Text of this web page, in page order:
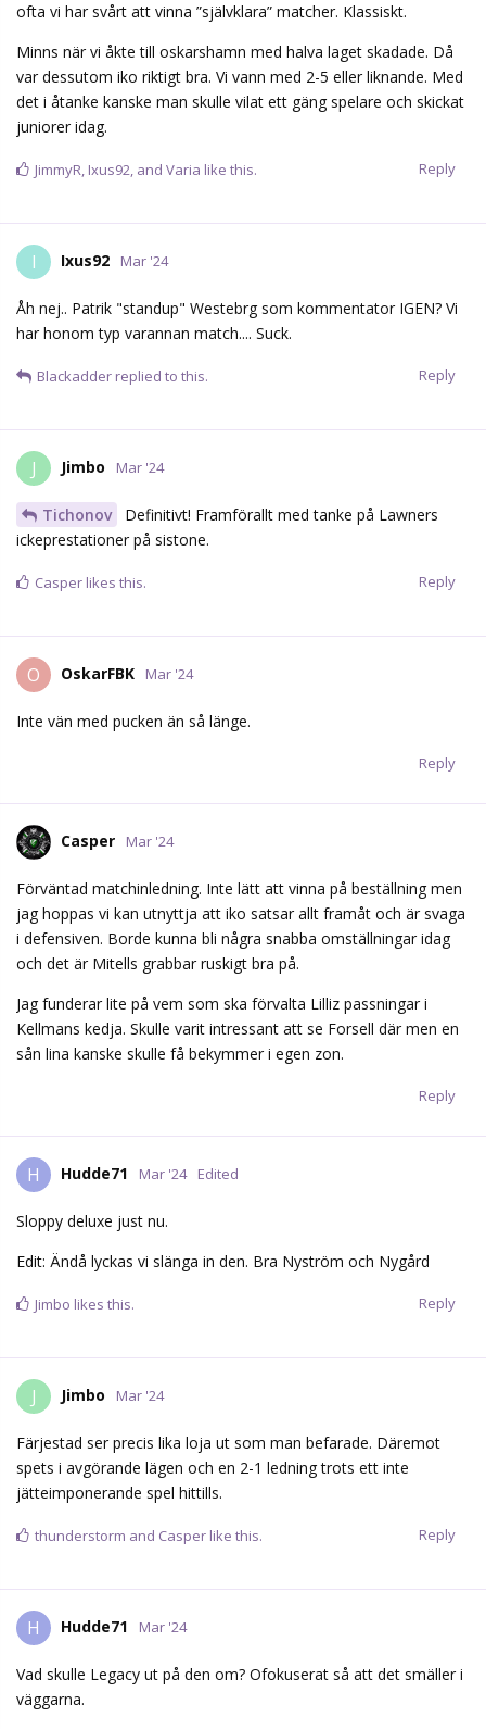
ofta vi har svårt att vinna ”självklara” matcher. Klassiskt.
Minns när vi åkte till oskarshamn med halva laget skadade. Då
var dessutom iko riktigt bra. Vi vann med 2-5 eller liknande. Med
det i åtanke kanske man skulle vilat ett gäng spelare och skickat
juniorer idag.
Reply
JimmyR, Ixus92, and Varia like this.
I Ixus92 Mar '24
Åh nej.. Patrik "standup" Westebrg som kommentator IGEN? Vi
har honom typ varannan match.... Suck.
Reply
Blackadder replied to this.
J Jimbo Mar '24
Tichonov
Definitivt! Framförallt med tanke på Lawners
ickeprestationer på sistone.
Reply
Casper likes this.
O OskarFBK Mar '24
Inte vän med pucken än så länge.
Reply
Casper Mar '24
Förväntad matchinledning. Inte lätt att vinna på beställning men
jag hoppas vi kan utnyttja att iko satsar allt framåt och är svaga
i defensiven. Borde kunna bli några snabba omställningar idag
och det är Mitells grabbar ruskigt bra på.
Jag funderar lite på vem som ska förvalta Lilliz passningar i
Kellmans kedja. Skulle varit intressant att se Forsell där men en
sån lina kanske skulle få bekymmer i egen zon.
Reply
H Hudde71 Mar '24 Edited
Sloppy deluxe just nu.
Edit: Ändå lyckas vi slänga in den. Bra Nyström och Nygård
Reply
Jimbo likes this.
J Jimbo Mar '24
Färjestad ser precis lika loja ut som man befarade. Däremot
spets i avgörande lägen och en 2-1 ledning trots ett inte
jätteimponerande spel hittills.
Reply
thunderstorm and Casper like this.
H Hudde71 Mar '24
Vad skulle Legacy ut på den om? Ofokuserat så att det smäller i
väggarna.